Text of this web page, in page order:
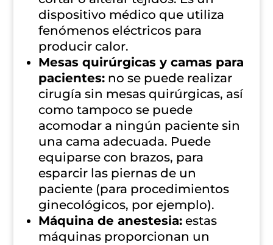
dispositivo médico que utiliza
fenómenos eléctricos para
producir calor.
Mesas quirúrgicas y camas para
pacientes:no se puede realizar
cirugía sin mesas quirúrgicas, así
como tampoco se puede
acomodar a ningún paciente sin
una cama adecuada. Puede
equiparse con brazos, para
esparcir las piernas de un
paciente (para procedimientos
ginecológicos, por ejemplo).
Máquina de anestesia:estas
máquinas proporcionan un